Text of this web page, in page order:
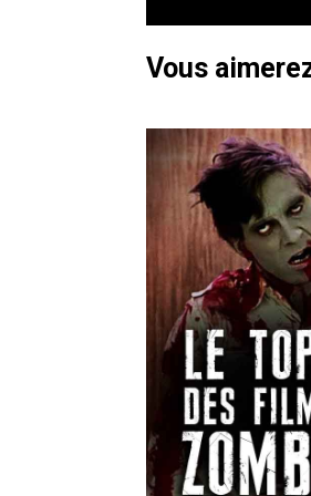
Vous